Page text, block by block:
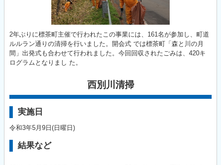
2年ぶりに標茶町主催で行われたこの事業には、161名が参加し、町道
ルルラン通りの清掃を行いました。開会式 では標茶町「森と川の月
間」出発式も合わせて行われました。今回回収されたごみは、420キ
ログラムとなりまし た。
西別川清掃
実施日
令和3年5月9日(日曜日)
結果など